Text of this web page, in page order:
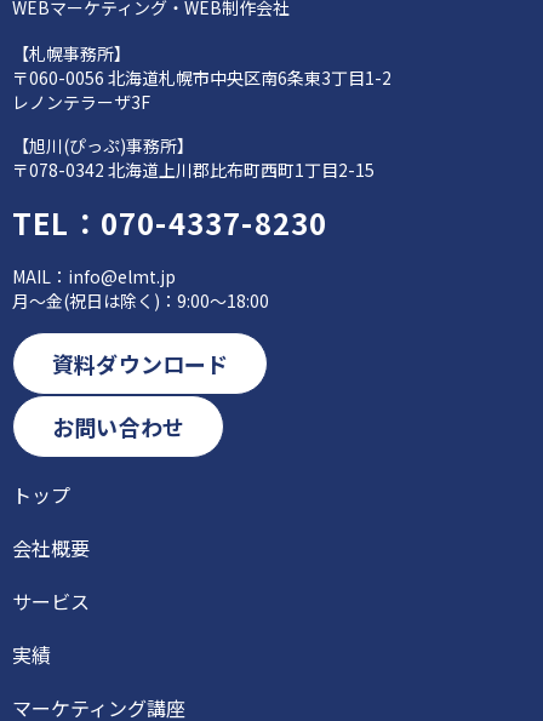
WEBマーケティング・WEB制作会社
【札幌事務所】
〒060-0056 北海道札幌市中央区南6条東3丁目1-2
レノンテラーザ3F
【旭川(ぴっぷ)事務所】
〒078-0342 北海道上川郡比布町西町1丁目2-15
TEL： 070-4337-8230
MAIL： info@elmt.jp
月～金(祝日は除く)：9:00～18:00
資料ダウンロード
お問い合わせ
トップ
会社概要
サービス
実績
マーケティング講座